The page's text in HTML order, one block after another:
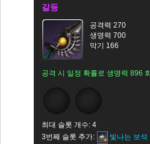
갈등
공격력 270
생명력 700
막기 166
공격 시 일정 확률로 생명력 896
최대 슬롯 개수: 4
3번째 슬롯 추가:
빛나는 보석